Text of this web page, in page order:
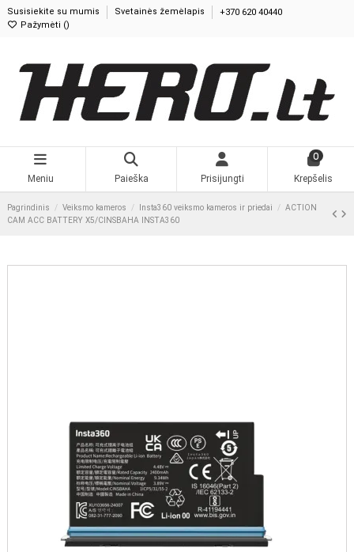
Susisiekite su mumis Svetainės žemėlapis
+370 620 40440
Pažymėti ( 0)
Meniu Paieška Prisijungti
0
Krepšelis
Pagrindinis Veiksmo kameros
Insta360 veiksmo kameros ir priedai
ACTION CAM ACC BATTERY X5/CINSBAHA INSTA360